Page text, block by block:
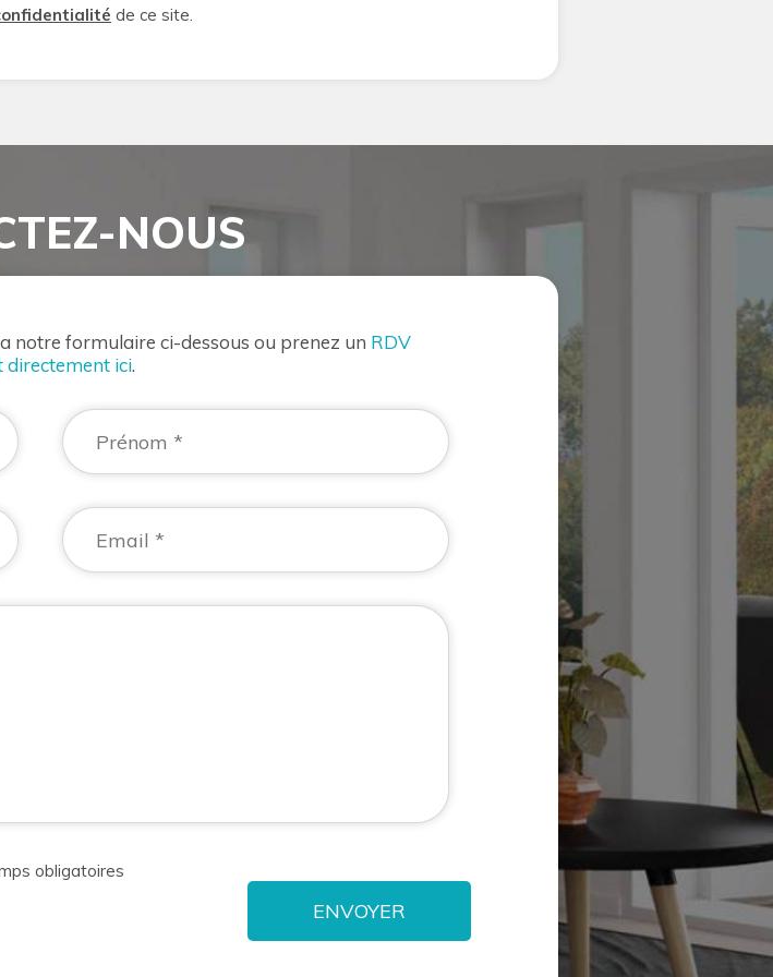
de ce site.
NOUS
notre formulaire ci-dessous ou prenez un RDV
directement ici.
obligatoires